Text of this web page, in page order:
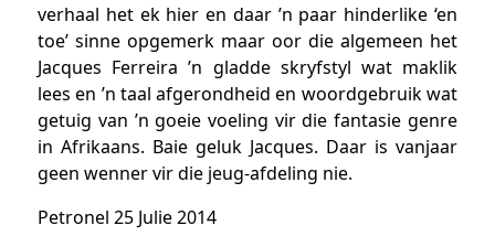
verhaal het ek hier en daar ’n paar hinderlike ‘en
toe’ sinne opgemerk maar oor die algemeen het
Jacques Ferreira ’n gladde skryfstyl wat maklik
lees en ’n taal afgerondheid en woordgebruik wat
getuig van ’n goeie voeling vir die fantasie genre
in Afrikaans. Baie geluk Jacques. Daar is vanjaar
geen wenner vir die jeug-afdeling nie.
Petronel 25 Julie 2014